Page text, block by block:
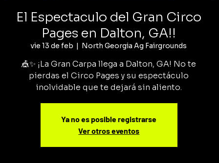
El Espectaculo del Gran Circo
Pages en Dalton, GA!!
vie 13 de feb
  |
North Georgia Ag Fairgrounds
🎪✨ ¡La Gran Carpa llega a Dalton, GA! No te
pierdas el Circo Pages y su espectáculo
inolvidable que te dejará sin aliento.
Ya no es posible registrarse
Ver otros eventos